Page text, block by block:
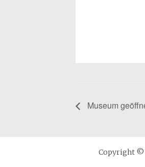
Museum
Copyright ©